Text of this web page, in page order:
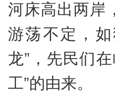
河床高出两岸
游荡不定，
龙”，先民们
工”的由来。